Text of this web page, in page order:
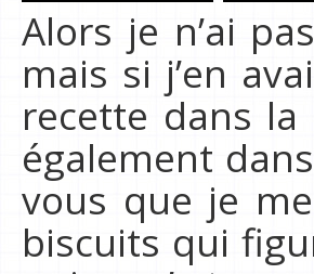
Alors je n’ai
mais si j’en
recette dans la
également
vous que je
biscuits qui